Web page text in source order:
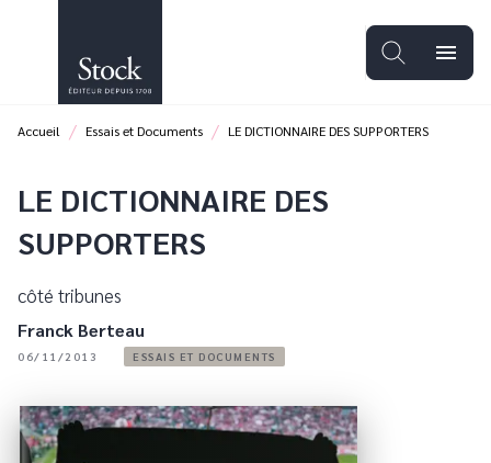
PIED DE PAGE
menu
Accueil / Essais et Documents / LE DICTIONNAIRE DES SUPPORTERS
LE DICTIONNAIRE DES
SUPPORTERS
côté tribunes
Franck Berteau
06/11/2013 ESSAIS ET DOCUMENTS